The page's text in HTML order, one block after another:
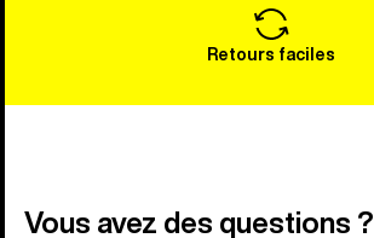
Retours faciles
Vous avez des questions ?